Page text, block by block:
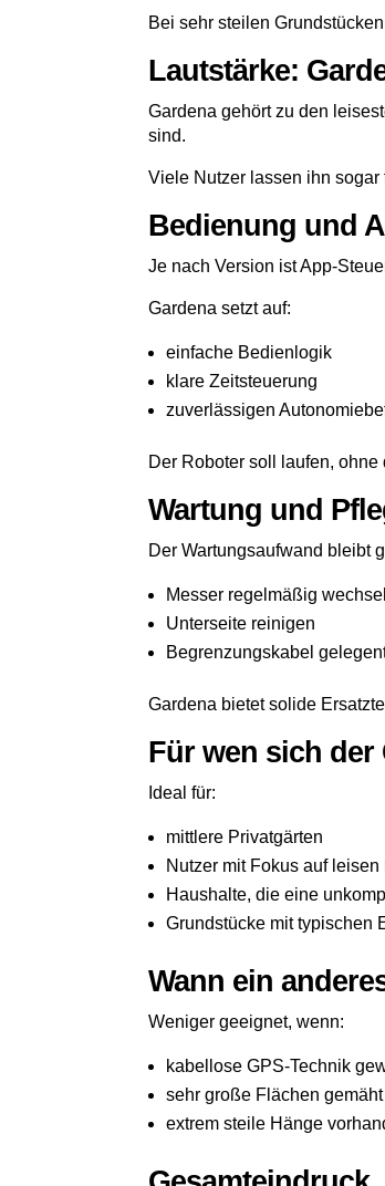
Bei sehr steilen
Lautstärke:
Gardena gehört zu den
sind.
Viele Nutzer lassen ihn
Bedienung und
Je nach Version ist App-
Gardena setzt auf:
einfache Bedienlogik
klare Zeitsteuerung
zuverlässigen
Der Roboter soll laufen,
Wartung und
Der Wartungsaufwand bleibt
Messer regelmäßig
Unterseite reinigen
Begrenzungskabel
Gardena bietet solide
Für wen sich der
Ideal für:
mittlere Privatgärten
Nutzer mit Fokus auf leisen
Haushalte, die eine
Grundstücke mit typischen
Wann ein
Weniger geeignet, wenn:
kabellose GPS-Technik
sehr große Flächen
extrem steile Hänge